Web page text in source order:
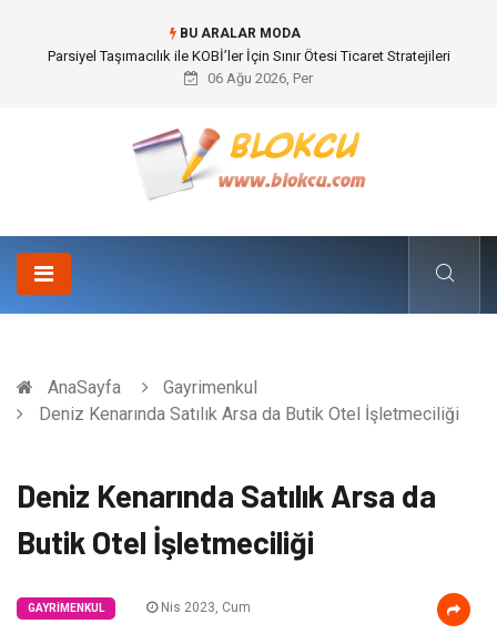
BU ARALAR MODA
Br544 ile Lastik ve Plastik Modifikasyonunda Yüksek Performans
06 Ağu 2026, Per
AnaSayfa
Gayrimenkul
Deniz Kenarında Satılık Arsa da Butik Otel İşletmeciliği
Deniz Kenarında Satılık Arsa da
Butik Otel İşletmeciliği
GAYRIMENKUL Nis 2023, Cum